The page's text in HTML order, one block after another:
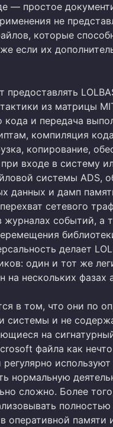
— простое
не
которые
если их
из матрицы
кода и передача
компиляция
копирование,
при входе в систему
системы ADS,
данных и дамп
сетевого
событий, а
делает
один и тот же
нескольких фазах
в том, что они по
системы и не
на
файла как
нормальную
сложно. Более
оперативной памяти